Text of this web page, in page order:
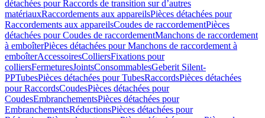
détachées pour Raccords de transition sur d’autres
matériauxRaccordements aux appareilsPièces détachées pour
Raccordements aux appareilsCoudes de raccordementPièces
détachées pour Coudes de raccordementManchons de raccordement
à emboîterPièces détachées pour Manchons de raccordement à
emboîterAccessoiresColliersFixations pour
colliersFermeturesJointsConsommablesGeberit Silent-
PPTubesPièces détachées pour TubesRaccordsPièces détachées
pour RaccordsCoudesPièces détachées pour
CoudesEmbranchementsPièces détachées pour
EmbranchementsRéductionsPièces détachées pour